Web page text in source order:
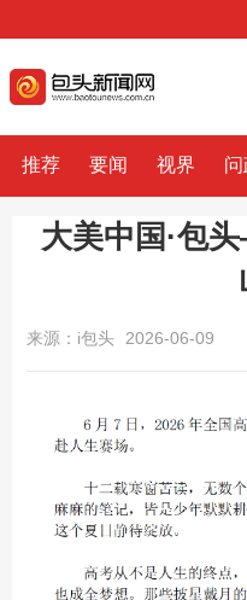
推荐 要闻 视界 问
大美中国·包
来源：i包头 2026-06-09